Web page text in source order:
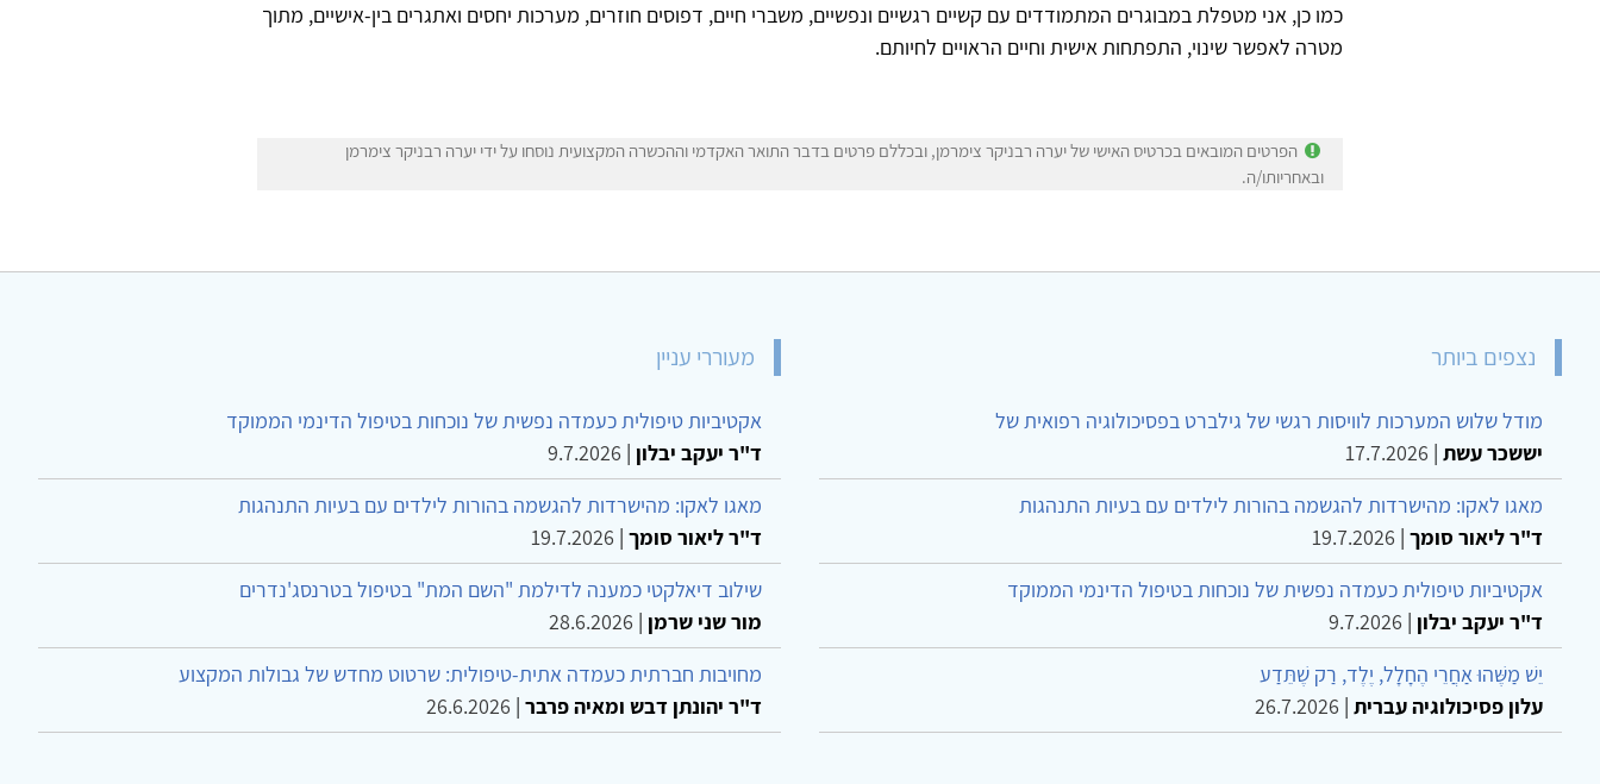
כמו כן, אני מטפלת במבוגרים המתמודדים עם קשיים רגשיים ונפשיים, משברי חיים, דפוסים חוזרים, מערכות יחסים ואתגרים בין-אישיים, מתוך
מטרה לאפשר שינוי, התפתחות אישית וחיים הראויים לחיותם.
הפרטים המובאים בכרטיס האישי של יערה רבניקר צימרמן, ובכללם פרטים בדבר התואר האקדמי וההכשרה המקצועית נוסחו על ידי יערה רבניקר צימרמן
ובאחריותו/ה.
נצפים ביותר
מודל שלוש המערכות לוויסות רגשי של גילברט בפסיכולוגיה רפואית של
יששכר עשת |
17.7.2026
מאגו לאקו: מהישרדות להגשמה בהורות לילדים עם בעיות התנהגות
ד"ר ליאור סומך |
19.7.2026
אקטיביות טיפולית כעמדה נפשית של נוכחות בטיפול הדינמי הממוקד
ד"ר יעקב יבלון |
9.7.2026
יֵשׁ מַשֶּׁהוּ אַחֲרֵי הֶחָלָל, יֶלֶד, רַק שֶׁתֵּדַע
עלון פסיכולוגיה עברית |
26.7.2026
מעוררי עניין
אקטיביות טיפולית כעמדה נפשית של נוכחות בטיפול הדינמי הממוקד
ד"ר יעקב יבלון |
9.7.2026
מאגו לאקו: מהישרדות להגשמה בהורות לילדים עם בעיות התנהגות
ד"ר ליאור סומך |
19.7.2026
שילוב דיאלקטי כמענה לדילמת "השם המת" בטיפול בטרנסג'נדרים
מור שני שרמן |
28.6.2026
מחויבות חברתית כעמדה אתית-טיפולית: שרטוט מחדש של גבולות המקצוע
ד"ר יהונתן דבש ומאיה פרבר |
26.6.2026